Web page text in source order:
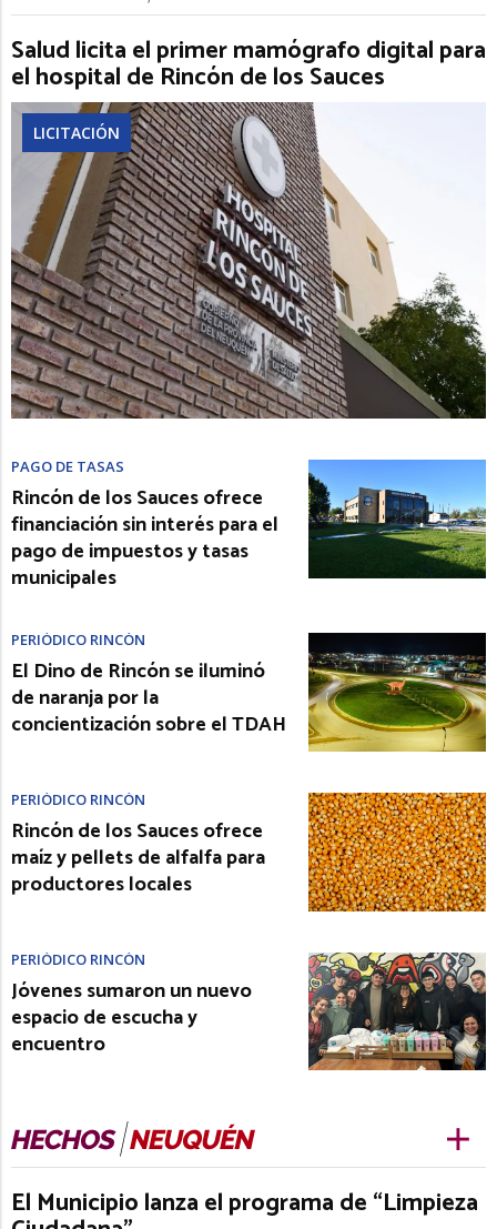
Salud licita el primer mamógrafo digital para
el hospital de Rincón de los Sauces
LICITACIÓN
PAGO DE TASAS
Rincón de los Sauces ofrece
financiación sin interés para el
pago de impuestos y tasas
municipales
PERIÓDICO RINCÓN
El Dino de Rincón se iluminó
de naranja por la
concientización sobre el TDAH
PERIÓDICO RINCÓN
Rincón de los Sauces ofrece
maíz y pellets de alfalfa para
productores locales
PERIÓDICO RINCÓN
Jóvenes sumaron un nuevo
espacio de escucha y
encuentro
El Municipio lanza el programa de “Limpieza